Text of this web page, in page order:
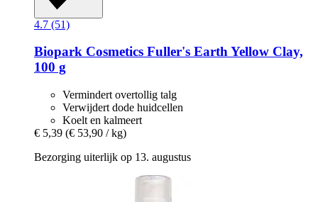
4.7 (51)
Biopark Cosmetics Fuller's Earth Yellow Clay,
100 g
Vermindert overtollig talg
Verwijdert dode huidcellen
Koelt en kalmeert
€ 5,39 (€ 53,90 / kg)
Bezorging uiterlijk op 13. augustus